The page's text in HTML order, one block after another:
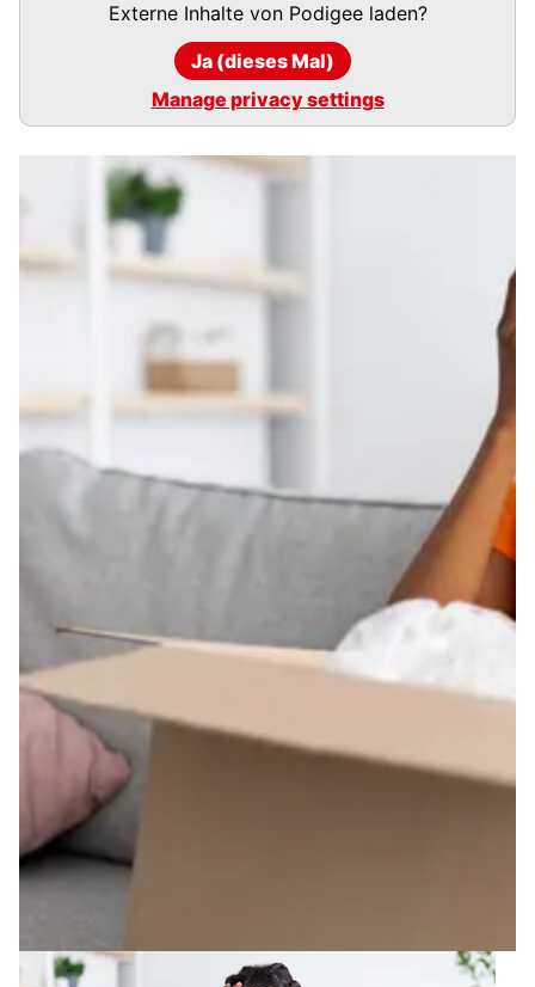
Externe Inhalte von Podigeeladen?
Ja (dieses Mal)
Manage privacy settings